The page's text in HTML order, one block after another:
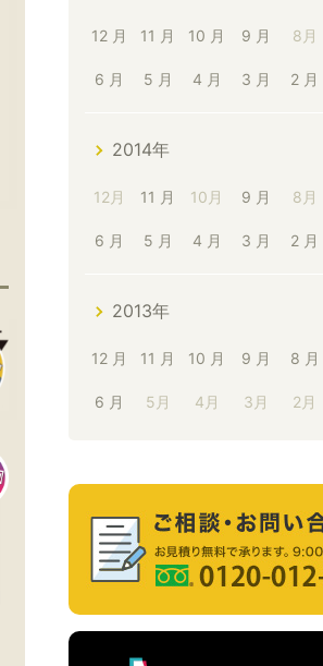
12 月 11 月 10 月 9 月 8月
6 月 5 月 4 月 3 月 2 月
2014年
12月 11 月 10月 9 月 8月
6 月 5 月 4 月 3 月 2 月
2013年
12 月 11 月 10 月 9 月 8 月
6 月 5月 4月 3月 2月